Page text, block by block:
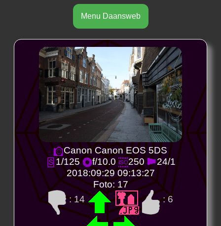
Menu Daansweb
Canon Canon EOS 5DS
1/125
f/10.0 250
24/1
2018:09:29 09:13:27
Foto: 17
: 14
: 6